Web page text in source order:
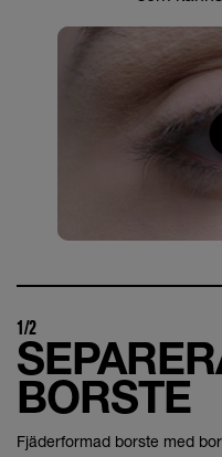
1/2
BORSTE
Fjäderformad borste med